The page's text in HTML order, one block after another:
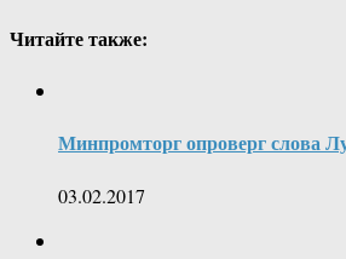
Читайте также:
Минпромторг опроверг слова
03.02.2017